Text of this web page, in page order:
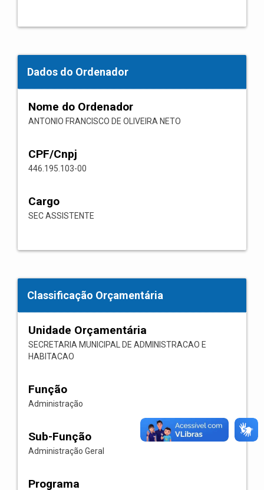
Dados do Ordenador
Nome do Ordenador
ANTONIO FRANCISCO DE OLIVEIRA NETO
CPF/Cnpj
446.195.103-00
Cargo
SEC ASSISTENTE
Classificação Orçamentária
Unidade Orçamentária
SECRETARIA MUNICIPAL DE ADMINISTRACAO E
HABITACAO
Função
Administração
Sub-Função
Administração Geral
Programa